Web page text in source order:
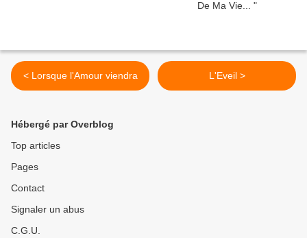
< Lorsque l'Amour viendra L'Eveil >
Hébergé par Overblog
Top articles
Pages
Contact
Signaler un abus
C.G.U.